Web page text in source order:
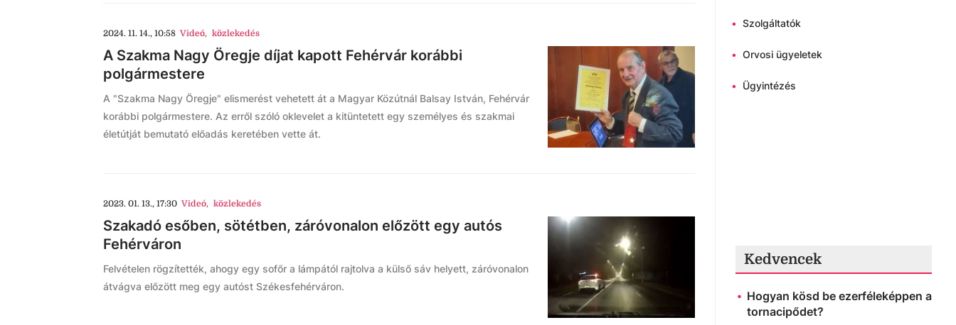
2024. 11. 14., 10:58 Videó, közlekedés
A Szakma Nagy Öregje díjat kapott Fehérvár korábbi
polgármestere
A "Szakma Nagy Öregje" elismerést vehetett át a Magyar Közútnál Balsay István, Fehérvár
korábbi polgármestere. Az erről szóló oklevelet a kitüntetett egy személyes és szakmai
életútját bemutató előadás keretében vette át.
2023. 01. 13., 17:30 Videó, közlekedés
Szakadó esőben, sötétben, záróvonalon előzött egy autós
Fehérváron
Felvételen rögzítették, ahogy egy sofőr a lámpától rajtolva a külső sáv helyett, záróvonalon
átvágva előzött meg egy autóst Székesfehérváron.
• Szolgáltatók
• Orvosi ügyeletek
• Ügyintézés
Kedvencek
Hogyan kösd be ezerféleképpen a
tornacipődet?